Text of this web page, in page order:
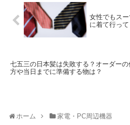
女性でもス
に着て行って
七五三の日本髪は失敗する？オーダーの
方や当日までに準備する物は？
ホーム 家電・PC周辺機器